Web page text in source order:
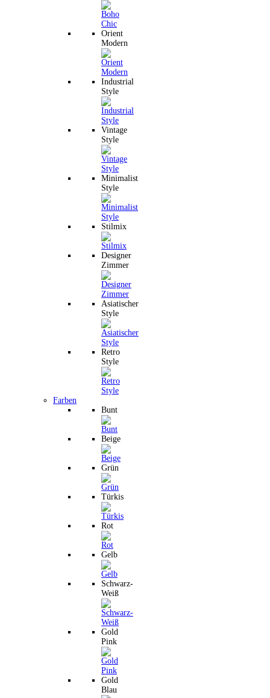
Orient
Modern
Industrial
Style
Vintage
Style
Minimalist
Style
Stilmix
Designer
Zimmer
Asiatischer
Style
Retro
Style
Farben
Bunt
Beige
Grün
Türkis
Rot
Gelb
Schwarz-
Weiß
Gold
Pink
Gold
Blau